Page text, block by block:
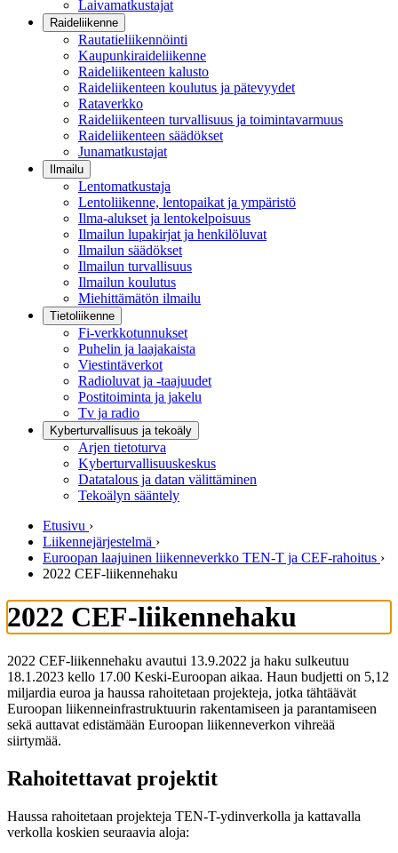
Laivamatkustajat
Raideliikenne
Rautatieliikennöinti
Kaupunkiraideliikenne
Raideliikenteen kalusto
Raideliikenteen koulutus ja pätevyydet
Rataverkko
Raideliikenteen turvallisuus ja toimintavarmuus
Raideliikenteen säädökset
Junamatkustajat
Ilmailu
Lentomatkustaja
Lentoliikenne, lentopaikat ja ympäristö
Ilma-alukset ja lentokelpoisuus
Ilmailun lupakirjat ja henkilöluvat
Ilmailun säädökset
Ilmailun turvallisuus
Ilmailun koulutus
Miehittämätön ilmailu
Tietoliikenne
Fi-verkkotunnukset
Puhelin ja laajakaista
Viestintäverkot
Radioluvat ja -taajuudet
Postitoiminta ja jakelu
Tv ja radio
Kyberturvallisuus ja tekoäly
Arjen tietoturva
Kyberturvallisuuskeskus
Datatalous ja datan välittäminen
Tekoälyn sääntely
Etusivu ›
Liikennejärjestelmä ›
Euroopan laajuinen liikenneverkko TEN-T ja CEF-rahoitus ›
2022 CEF-liikennehaku
2022 CEF-liikennehaku
2022 CEF-liikennehaku avautui 13.9.2022 ja haku sulkeutuu
18.1.2023 kello 17.00 Keski-Euroopan aikaa. Haun budjetti on 5,12
miljardia euroa ja haussa rahoitetaan projekteja, jotka tähtäävät
Euroopan liikenneinfrastruktuurin rakentamiseen ja parantamiseen
sekä auttavat edistämään Euroopan liikenneverkon vihreää
siirtymää.
Rahoitettavat projektit
Haussa rahoitetaan projekteja TEN-T-ydinverkolla ja kattavalla
verkolla koskien seuraavia aloja: